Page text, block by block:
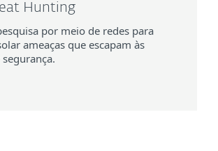
Hunting
por meio de redes para
ameaças que escapam às